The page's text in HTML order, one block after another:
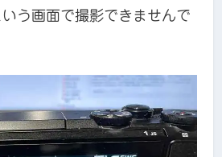
う画面で撮影できませんで